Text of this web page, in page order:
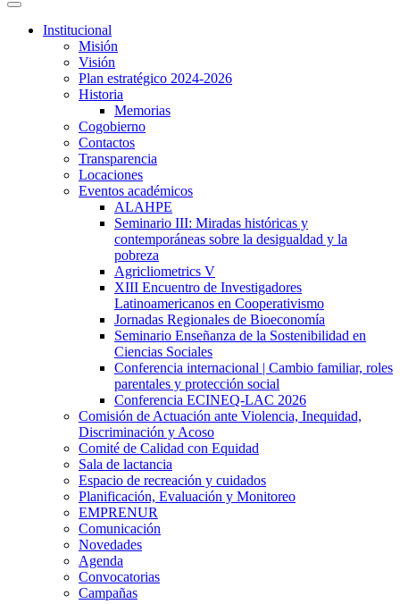
Institucional
Misión
Visión
Plan estratégico 2024-2026
Historia
Memorias
Cogobierno
Contactos
Transparencia
Locaciones
Eventos académicos
ALAHPE
Seminario III: Miradas históricas y
contemporáneas sobre la desigualdad y la
pobreza
Agricliometrics V
XIII Encuentro de Investigadores
Latinoamericanos en Cooperativismo
Jornadas Regionales de Bioeconomía
Seminario Enseñanza de la Sostenibilidad en
Ciencias Sociales
Conferencia internacional | Cambio familiar, roles
parentales y protección social
Conferencia ECINEQ-LAC 2026
Comisión de Actuación ante Violencia, Inequidad,
Discriminación y Acoso
Comité de Calidad con Equidad
Sala de lactancia
Espacio de recreación y cuidados
Planificación, Evaluación y Monitoreo
EMPRENUR
Comunicación
Novedades
Agenda
Convocatorias
Campañas